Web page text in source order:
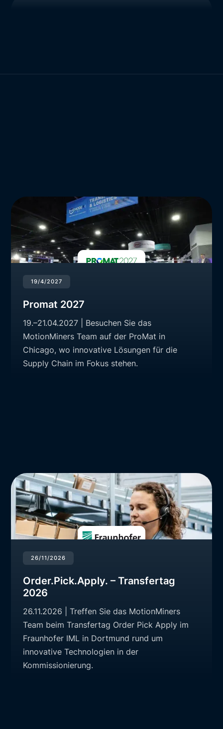
19/4/2027
Promat 2027
19.–21.04.2027 | Besuchen Sie das
MotionMiners Team auf der ProMat in
Chicago, wo innovative Lösungen für die
Supply Chain im Fokus stehen.
26/11/2026
Order.Pick.Apply. – Transfertag
2026
26.11.2026 | Treffen Sie das MotionMiners
Team beim Transfertag Order Pick Apply im
Fraunhofer IML in Dortmund rund um
innovative Technologien in der
Kommissionierung.